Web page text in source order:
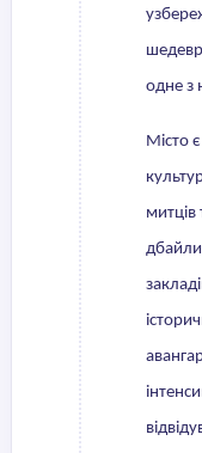
одне з
Місто
митців